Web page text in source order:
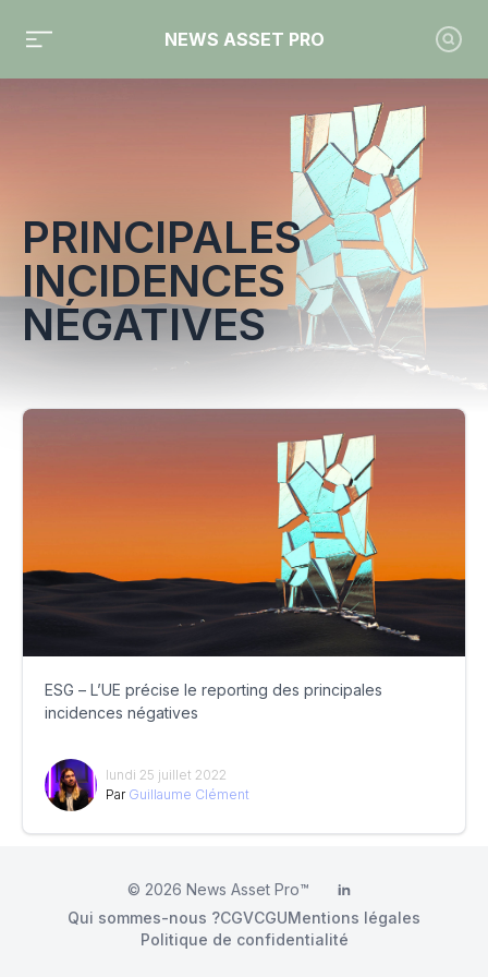
NEWS ASSET PRO
Toute l'actualité sur le tag "Principales incidences
PRINCIPALES
INCIDENCES
NÉGATIVES
ESG – L’UE précise le reporting des principales
incidences négatives
lundi 25 juillet 2022
Par Guillaume Clément
© 2026 News Asset Pro™ LinkedIn
Qui sommes-nous ?CGVCGUMentions légales
Politique de confidentialité